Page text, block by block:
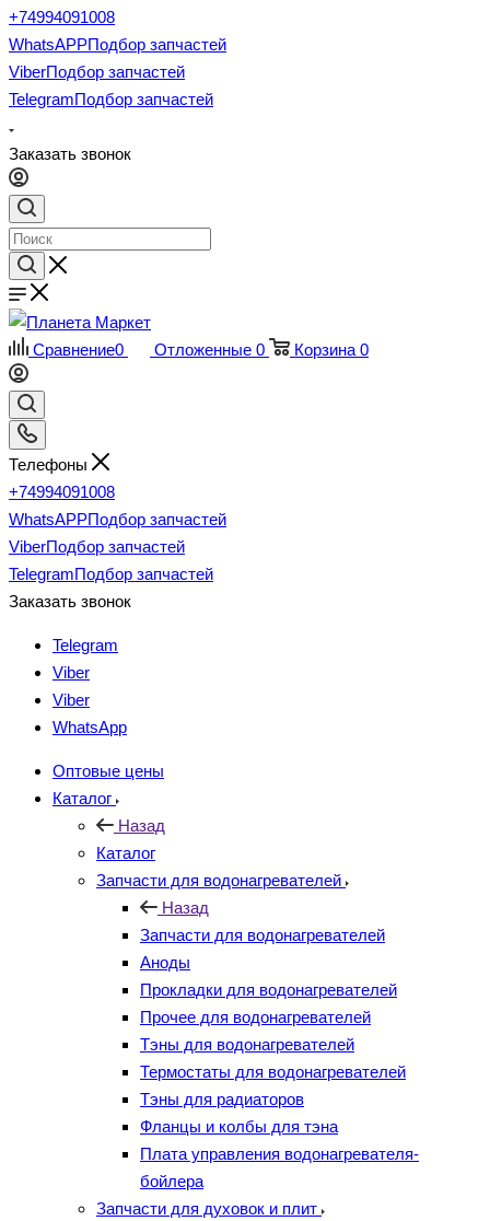
+74994091008
WhatsAPPПодбор запчастей
ViberПодбор запчастей
TelegramПодбор запчастей
Заказать звонок
Сравнение0 Отложенные 0 Корзина 0
Телефоны
+74994091008
WhatsAPPПодбор запчастей
ViberПодбор запчастей
TelegramПодбор запчастей
Заказать звонок
Telegram
Viber
Viber
WhatsApp
Оптовые цены
Каталог
Назад
Каталог
Запчасти для водонагревателей
Назад
Запчасти для водонагревателей
Аноды
Прокладки для водонагревателей
Прочее для водонагревателей
Тэны для водонагревателей
Термостаты для водонагревателей
Тэны для радиаторов
Фланцы и колбы для тэна
Плата управления водонагревателя-
бойлера
Запчасти для духовок и плит